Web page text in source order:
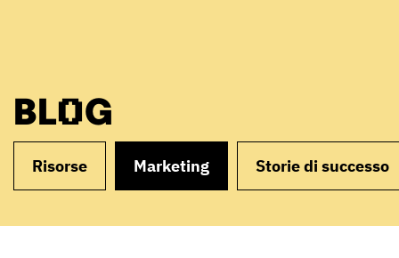
BLOG
Risorse Marketing Storie di successo